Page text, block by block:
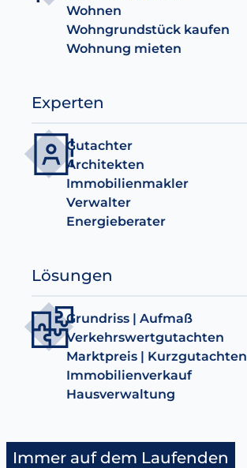
Wohnen
Wohngrundstück kaufen
Wohnung mieten
Experten
Gutachter
Architekten
Immobilienmakler
Verwalter
Energieberater
Lösungen
Grundriss | Aufmaß
Verkehrswertgutachten
Marktpreis | Kurzgutachten
Immobilienverkauf
Hausverwaltung
Immer auf dem Laufenden